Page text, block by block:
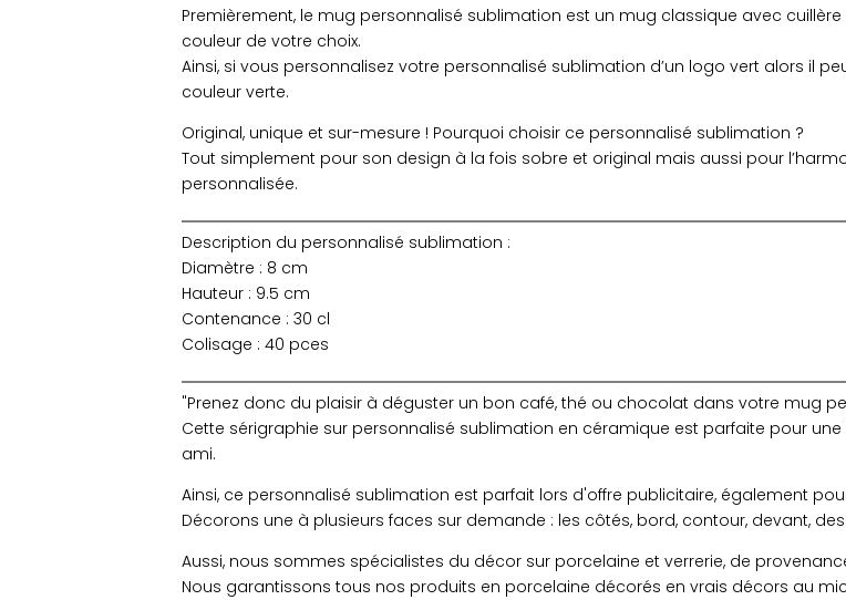
Premièrement, le mug personnalisé sublimation est un mug classique avec
couleur de votre choix.
Ainsi, si vous personnalisez votre personnalisé sublimation d’un logo vert alors il
couleur verte.
Original, unique et sur-mesure ! Pourquoi choisir ce personnalisé sublimation ?
Tout simplement pour son design à la fois sobre et original mais aussi pour
personnalisée.
Description du personnalisé sublimation :
Diamètre : 8 cm
Hauteur : 9.5 cm
Contenance : 30 cl
Colisage : 40 pces
"Prenez donc du plaisir à déguster un bon café, thé ou chocolat dans votre mug
Cette sérigraphie sur personnalisé sublimation en céramique est parfaite pour
ami.
Ainsi, ce personnalisé sublimation est parfait lors d'offre publicitaire, également
Décorons une à plusieurs faces sur demande : les côtés, bord, contour, devant,
Aussi, nous sommes spécialistes du décor sur porcelaine et verrerie, de
Nous garantissons tous nos produits en porcelaine décorés en vrais décors au